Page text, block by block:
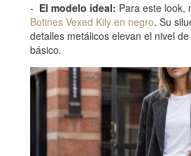
El modelo ideal: Para este look,
Botines Vexed Kily en negro. Su
detalles metálicos elevan el nivel
básico.